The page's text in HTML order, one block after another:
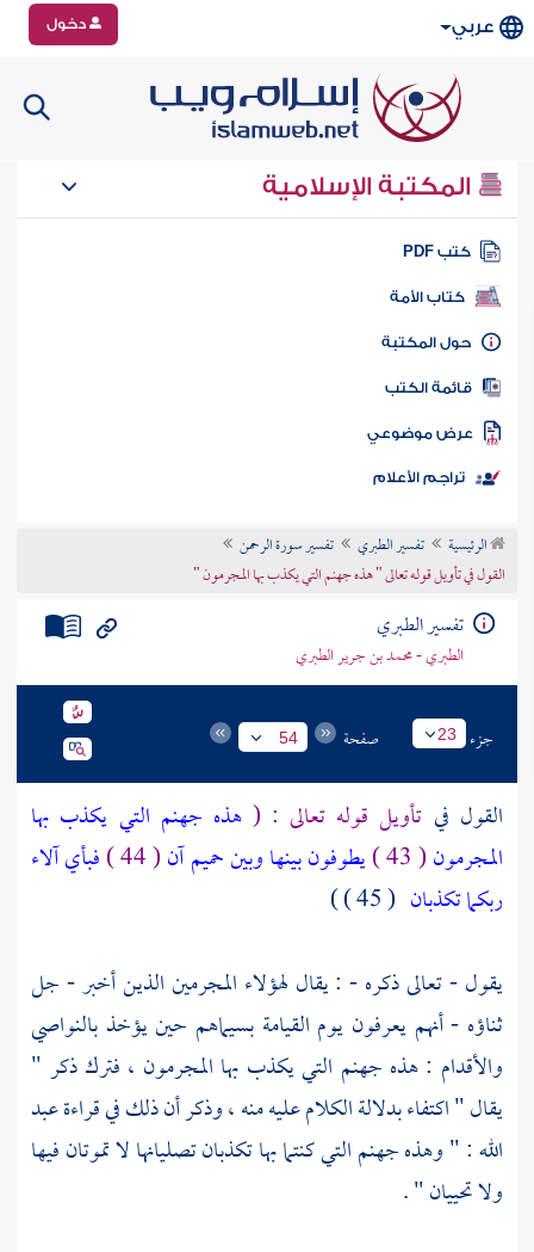
عربي دخول
المكتبة الإسلامية
كتب PDF
كتاب الأمة
المكتبة
الكتب
موضوعي
تراجم الأعلام
الرئيسية تفسير الطبري
تفسير سورة الرحمن
القول في تأويل قوله تعالى " هذه جهنم التي يكذب بها المجرمون "
تفسير الطبري
الطبري - محمد بن جرير الطبري
جزء 23 صفحة 54
القول في تأويل قوله تعالى : (هذه جهنم التي يكذب بها
المجرمون( 43 ) يطوفون بينها وبين حميم آن( 44 )
فبأي آلاء
ربكما تكذبان ( 45 ) )
يقول - تعالى ذكره - : يقال لهؤلاء المجرمين الذين أخبر - جل
ثناؤه - أنهم يعرفون يوم القيامة بسيماهم حين يؤخذ بالنواصي
والأقدام : هذه جهنم التي يكذب بها المجرمون ، فترك ذكر "
يقال " اكتفاء بدلالة الكلام عليه منه ، وذكر أن ذلك في قراءة عبد
الله : " وهذه جهنم التي كنتما بها تكذبان تصليانها لا تموتان فيها
ولا تحييان " .